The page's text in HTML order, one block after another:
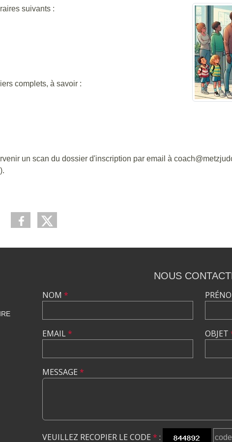
suivants :
complets, à savoir :
un scan du dossier d'inscription par email à
NOUS
NOM *
EMAIL* OBJET
MESSAGE *
VEUILLEZ RECOPIER LE CODE * :